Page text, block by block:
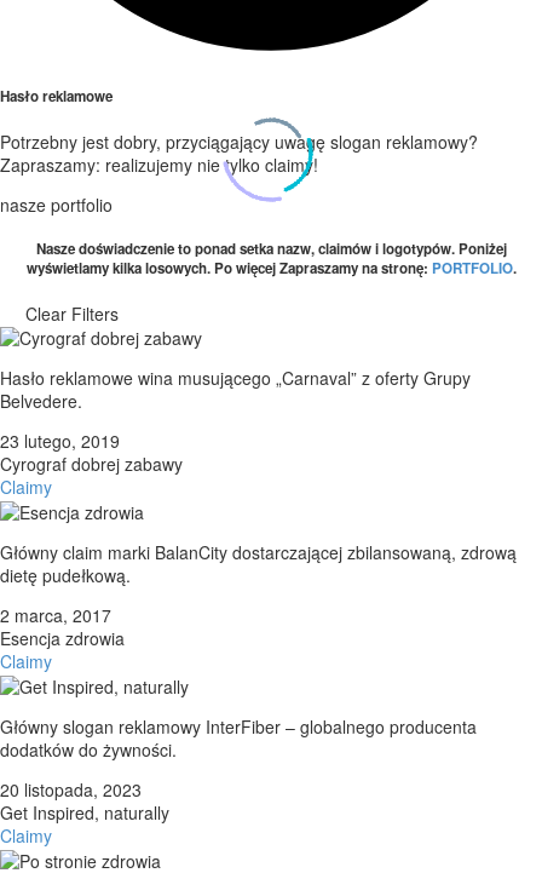
Hasło reklamowe
Potrzebny jest dobry, przyciągający uwagę slogan reklamowy?
Zapraszamy: realizujemy nie tylko claimy!
nasze portfolio
Nasze doświadczenie to ponad setkanazw, claimówilogotypów. Poniżej
wyświetlamy kilka losowych. Po więcej Zapraszamy na stronę: PORTFOLIO.
Clear Filters
Hasło reklamowe wina musującego „Carnaval” z oferty Grupy
Belvedere.
23 lutego, 2019
Cyrograf dobrej zabawy
Claimy
Główny claim marki BalanCity dostarczającej zbilansowaną, zdrową
dietę pudełkową.
2 marca, 2017
Esencja zdrowia
Claimy
Główny slogan reklamowy InterFiber – globalnego producenta
dodatków do żywności.
20 listopada, 2023
Get Inspired, naturally
Claimy